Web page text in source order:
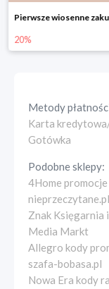
Pierwsze wiosenne zakupy -20%
Metody
Karta
Gotówka
Podobne sklepy:
4Home promocje
nieprzeczytane.pl
Znak
Media Markt
Allegro kody
szafa-bobasa.pl
Nowa Era kody